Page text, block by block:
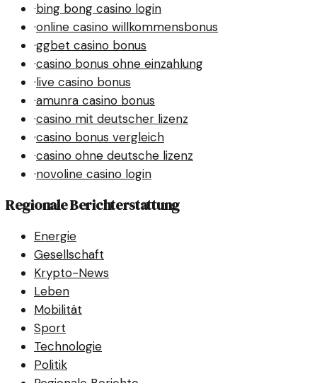
·bing bong casino login
·online casino willkommensbonus
·ggbet casino bonus
·casino bonus ohne einzahlung
·live casino bonus
·amunra casino bonus
·casino mit deutscher lizenz
·casino bonus vergleich
·casino ohne deutsche lizenz
·novoline casino login
Regionale Berichterstattung
Energie
Gesellschaft
Krypto-News
Leben
Mobilität
Sport
Technologie
Politik